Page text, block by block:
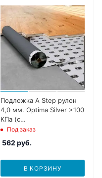
Подложка A Step рулон
4,0 мм. Optima Silver >100
КПа (с
пароизол.,оверлапом)
Под заказ
562 руб.
В КОРЗИНУ